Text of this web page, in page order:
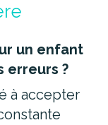
un enfant
erreurs ?
à accepter